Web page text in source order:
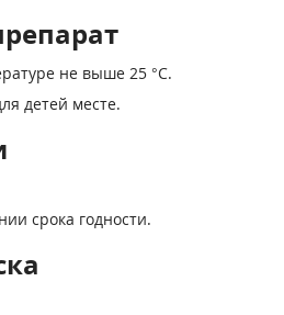
не выше 25 °С.
детей месте.
срока годности.